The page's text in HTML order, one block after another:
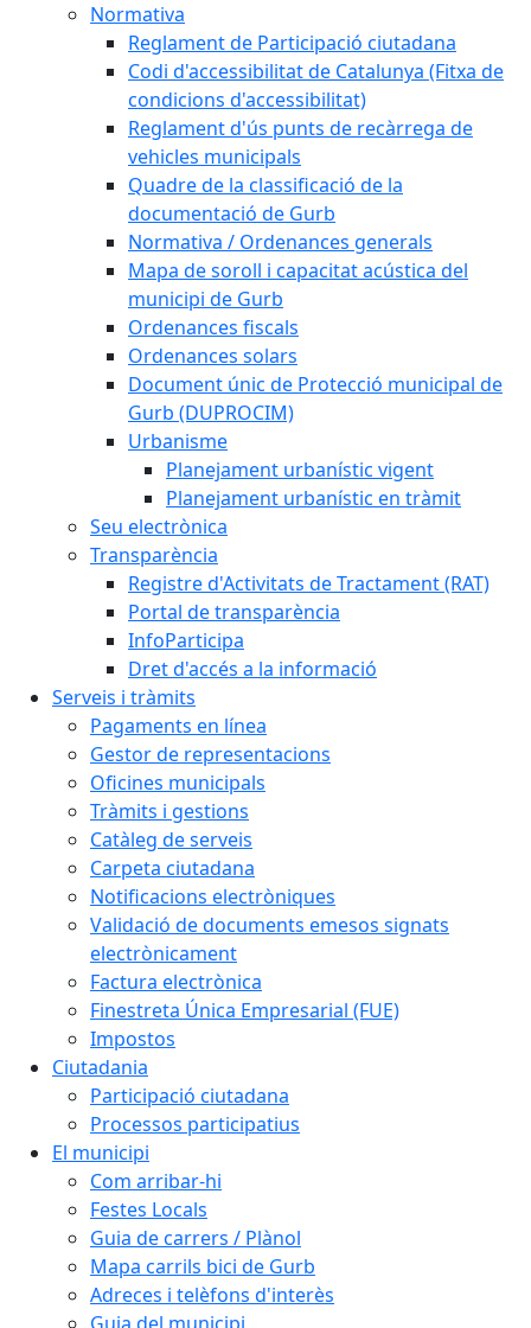
Normativa
Reglament de Participació ciutadana
Codi d'accessibilitat de Catalunya (Fitxa de
condicions d'accessibilitat)
Reglament d'ús punts de recàrrega de
vehicles municipals
Quadre de la classificació de la
documentació de Gurb
Normativa / Ordenances generals
Mapa de soroll i capacitat acústica del
municipi de Gurb
Ordenances fiscals
Ordenances solars
Document únic de Protecció municipal de
Gurb (DUPROCIM)
Urbanisme
Planejament urbanístic vigent
Planejament urbanístic en tràmit
Seu electrònica
Transparència
Registre d'Activitats de Tractament (RAT)
Portal de transparència
InfoParticipa
Dret d'accés a la informació
Serveis i tràmits
Pagaments en línea
Gestor de representacions
Oficines municipals
Tràmits i gestions
Catàleg de serveis
Carpeta ciutadana
Notificacions electròniques
Validació de documents emesos signats
electrònicament
Factura electrònica
Finestreta Única Empresarial (FUE)
Impostos
Ciutadania
Participació ciutadana
Processos participatius
El municipi
Com arribar-hi
Festes Locals
Guia de carrers / Plànol
Mapa carrils bici de Gurb
Adreces i telèfons d'interès